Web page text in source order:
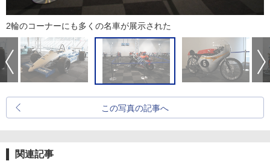
2輪のコーナーにも多くの名車が展示された
この写真の記事へ
関連記事